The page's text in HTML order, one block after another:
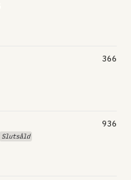
366
Slutsåld
936